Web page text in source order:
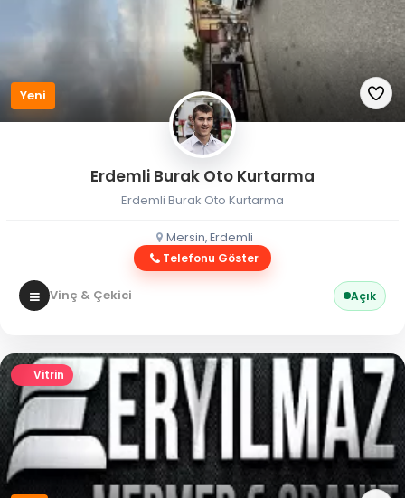
Yeni
Erdemli Burak Oto Kurtarma
Erdemli Burak Oto Kurtarma
Mersin, Erdemli
Telefonu Göster
Vinç & Çekici Açık
Vitrin